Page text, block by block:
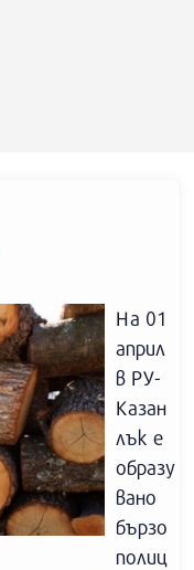
На 01
април
в РУ-
Казан
лък е
образу
вано
бързо
полиц